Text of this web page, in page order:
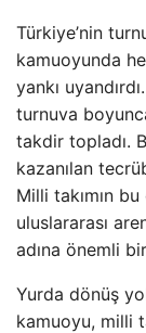
Türkiye’nin
kamuoyunda
yankı
turnuva
takdir topladı.
kazanılan
Milli takımın
uluslararası
adına önemli
Yurda dönüş
kamuoyu, milli